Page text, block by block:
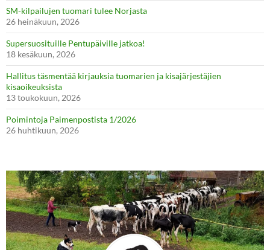
SM-kilpailujen tuomari tulee Norjasta
26 heinäkuun, 2026
Supersuosituille Pentupäiville jatkoa!
18 kesäkuun, 2026
Hallitus täsmentää kirjauksia tuomarien ja kisajärjestäjien
kisaoikeuksista
13 toukokuun, 2026
Poimintoja Paimenpostista 1/2026
26 huhtikuun, 2026